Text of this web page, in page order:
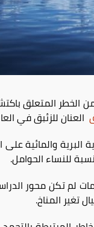
الخطر المتعلق
العنان للزئبق في
البرية والمائية على
للنساء الحوامل.
لم تكن محور
تغير المناخ.